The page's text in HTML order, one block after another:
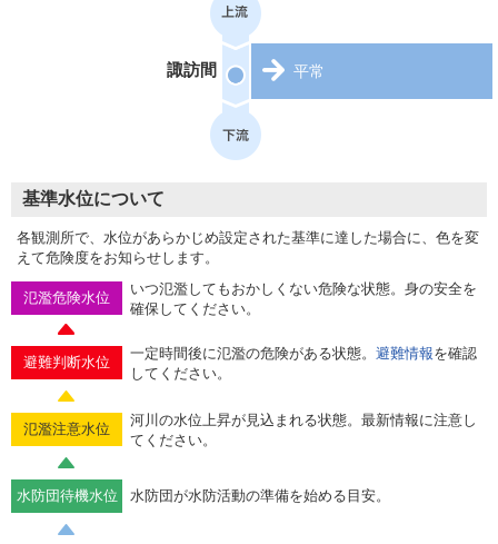
諏訪間 平常
基準水位について
各観測所で、水位があらかじめ設定された基準に達した場合に、色を変
えて危険度をお知らせします。
氾濫危険水位
いつ氾濫してもおかしくない危険な状態。身の安全を
確保してください。
避難判断水位
一定時間後に氾濫の危険がある状態。 避難情報を確認
してください。
氾濫注意水位
河川の水位上昇が見込まれる状態。最新情報に注意し
てください。
水防団待機水位 水防団が水防活動の準備を始める目安。